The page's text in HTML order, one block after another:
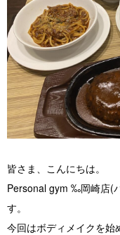
皆さま、こんにちは。
Personal gym ‰岡崎店(
す。
今回はボディメイクを始